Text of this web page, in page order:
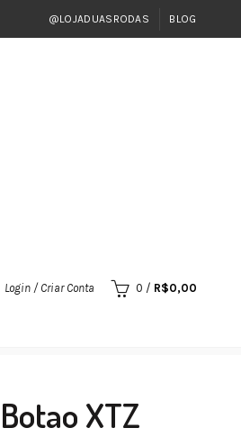
@LOJADUASRODAS BLOG
Login / Criar Conta 0 / R$0,00
XTZ